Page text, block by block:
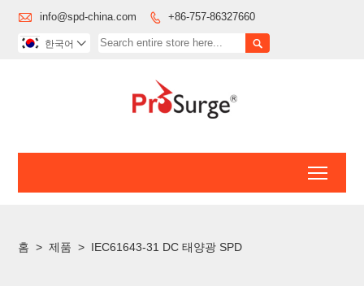
 info@spd-china.com  +86-757-86327660

한국어 
홈 > 제품 > IEC61643-31 DC 태양광 SPD